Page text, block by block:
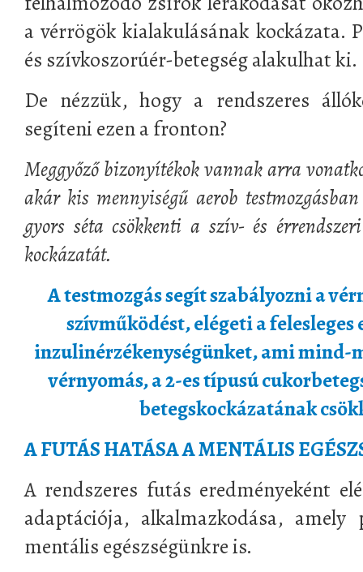
a vérrögök kialakulásának kockázata.
és szívkoszorúér-betegség alakulhat ki.
De nézzük, hogy a rendszeres
segíteni ezen a fronton?
Meggyőző bizonyítékok vannak arra
akár kis mennyiségű aerob
gyors séta csökkenti a szív- és
kockázatát.
A testmozgás segít szabályozni a
szívműködést, elégeti a
inzulinérzékenységünket, ami mind-
vérnyomás, a 2-es típusú
betegskockázatának
A FUTÁS HATÁSA A MENTÁLIS
A rendszeres futás eredményeként
adaptációja, alkalmazkodása,
mentális egészségünkre is.